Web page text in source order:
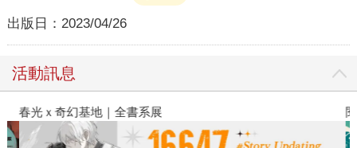
出版日： 2023/04/26
活動訊息
春光ｘ奇幻基地｜全書系展